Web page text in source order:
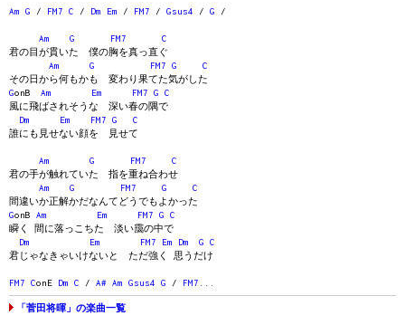
Am G / FM7 C / Dm Em / FM7 / Gsus4 / G /
Am G FM7
C
君の目が貫いた 僕の胸を真っ直ぐ
Am
G FM7 G
C
その日から何もかも 変わり果てた気がした
GonB Am Em FM7 G
C
風に飛ばされそうな 深い春の隅で
Dm
Em FM7 G
C
誰にも見せない顔を 見せて
Am G FM7
C
君の手が触れていた 指を重ね合わせ
Am
G FM7 G
C
間違いか正解かだなんてどうでもよかった
GonB Am Em FM7 G
C
瞬く 間に落っこちた 淡い靄の中で
Dm
Em FM7 Em Dm G
C
君じゃなきゃいけないと ただ強く 思うだけ
FM7 ConE Dm C / A# Am Gsus4 G / FM7 ...
「菅田将暉」の楽曲一覧